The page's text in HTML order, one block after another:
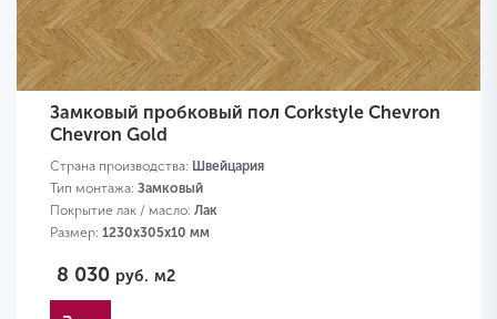
Замковый пробковый пол Corkstyle Chevron
Chevron Gold
Страна производства: Швейцария
Тип монтажа: Замковый
Покрытие лак / масло: Лак
Размер: 1230х305х10 мм
8 030 руб. м2